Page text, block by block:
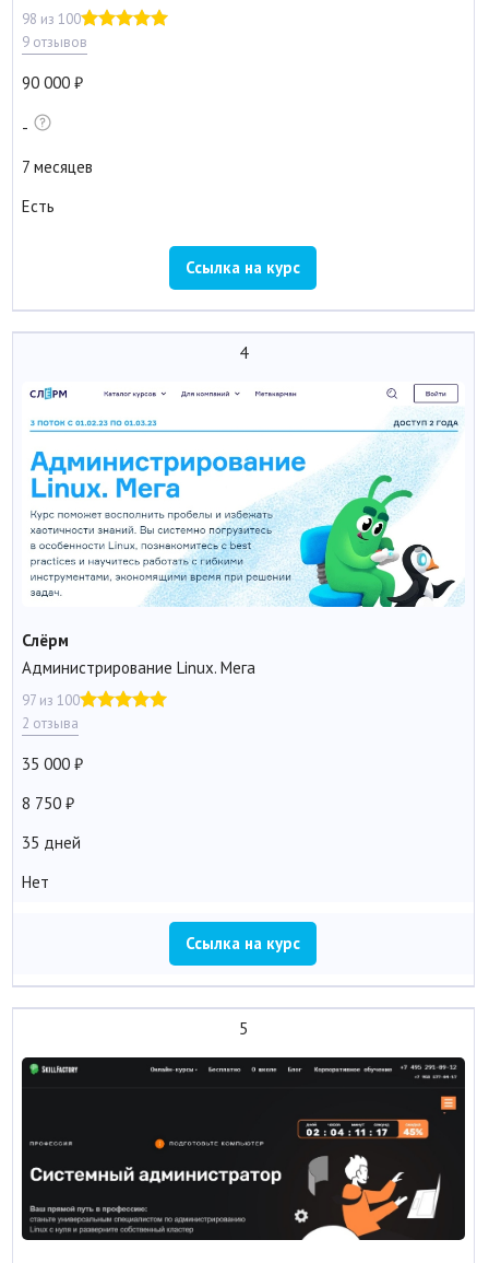
98 из 100
9 отзывов
90 000
-
7 месяцев
Есть
Ссылка на курс
4
Слёрм
Администрирование Linux. Мега
97 из 100
2 отзыва
35 000
8 750
35 дней
Нет
Ссылка на курс
5